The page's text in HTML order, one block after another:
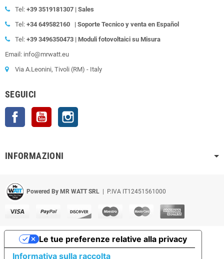
Tel: +39 3519181307 | Sales
Tel: +34 649582160 | Soporte Tecnico y venta en Español
Tel: +39 3496350473 | Moduli fotovoltaici su Misura
Email: info@mrwatt.eu
Via A.Leonini, Tivoli (RM) - Italy
SEGUICI
Facebook YouTube
INFORMAZIONI
Powered By MR WATT SRL | P.IVA IT12451561000
Informativa sulla raccolta
Le tue preferenze relative alla privacy